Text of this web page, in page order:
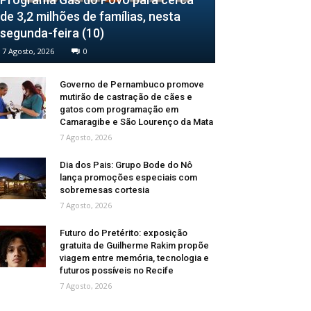
de 3,2 milhões de famílias, nesta
segunda-feira (10)
7 Agosto, 2026 0
Governo de Pernambuco promove
mutirão de castração de cães e
gatos com programação em
Camaragibe e São Lourenço da Mata
7 Agosto, 2026
Dia dos Pais: Grupo Bode do Nô
lança promoções especiais com
sobremesas cortesia
7 Agosto, 2026
Futuro do Pretérito: exposição
gratuita de Guilherme Rakim propõe
viagem entre memória, tecnologia e
futuros possíveis no Recife
7 Agosto, 2026